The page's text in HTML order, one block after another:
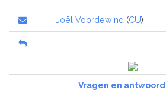
Joël Voordewind (CU)
Vragen en